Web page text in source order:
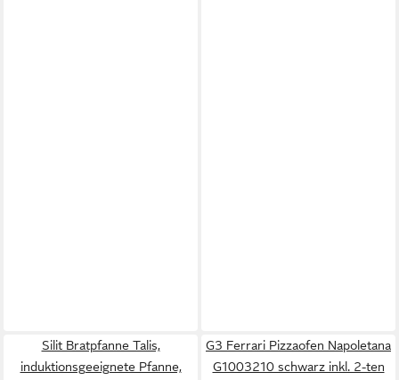
Silit Bratpfanne Talis,
induktionsgeeignete Pfanne,
G3 Ferrari Pizzaofen Napoletana
G1003210 schwarz inkl. 2-ten